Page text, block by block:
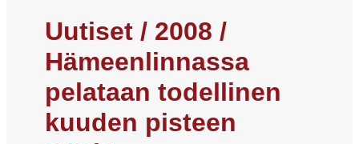
Uutiset / 2008 /
Hämeenlinnassa
pelataan todellinen
kuuden pisteen